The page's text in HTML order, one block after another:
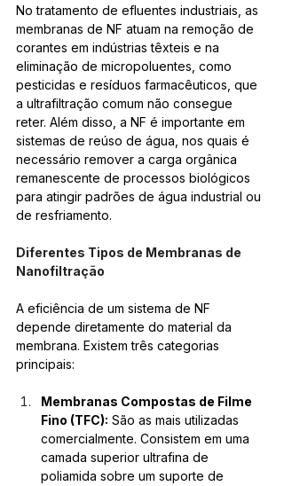
No tratamento de efluentes industriais, as
membranas de NF atuam na remoção de
corantes em indústrias têxteis e na
eliminação de micropoluentes, como
pesticidas e resíduos farmacêuticos, que
a ultrafiltração comum não consegue
reter. Além disso, a NF é importante em
sistemas de reúso de água, nos quais é
necessário remover a carga orgânica
remanescente de processos biológicos
para atingir padrões de água industrial ou
de resfriamento.
Diferentes Tipos de Membranas de
Nanofiltração
A eficiência de um sistema de NF
depende diretamente do material da
membrana. Existem três categorias
principais:
Membranas Compostas de Filme
Fino (TFC): São as mais utilizadas
comercialmente. Consistem em uma
camada superior ultrafina de
poliamida sobre um suporte de